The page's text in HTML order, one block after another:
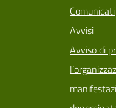
Comunicati
Avvisi
Avviso di